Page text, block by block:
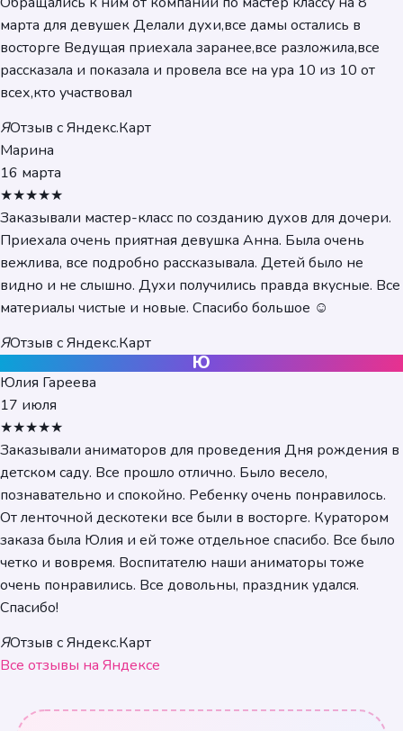
марта для девушек Делали духи,все дамы остались в
восторге Ведущая приехала заранее,все разложила,все
рассказала и показала и провела все на ура 10 из 10 от
всех,кто участвовал
ЯОтзыв с Яндекс.Карт
Марина
16 марта
★★★★★
Заказывали мастер-класс по созданию духов для дочери.
Приехала очень приятная девушка Анна. Была очень
вежлива, все подробно рассказывала. Детей было не
видно и не слышно. Духи получились правда вкусные. Все
материалы чистые и новые. Спасибо большое ☺️
ЯОтзыв с Яндекс.Карт
Ю
Юлия Гареева
17 июля
★★★★★
Заказывали аниматоров для проведения Дня рождения в
детском саду. Все прошло отлично. Было весело,
познавательно и спокойно. Ребенку очень понравилось.
От ленточной дескотеки все были в восторге. Куратором
заказа была Юлия и ей тоже отдельное спасибо. Все было
четко и вовремя. Воспитателю наши аниматоры тоже
очень понравились. Все довольны, праздник удался.
Спасибо!
ЯОтзыв с Яндекс.Карт
Все отзывы на Яндексе